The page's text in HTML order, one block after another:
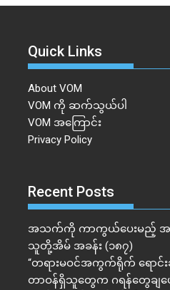
Quick Links
About VOM
VOM ကို ဆက်သွယ်ပါ
VOM အကြောင်း
Privacy Policy
Recent Posts
အသက်ကို ကာကွယ်ပေးမည့်
သူတို့အိမ် အခန်း (၁၈၇)
“တရားမဝင်အကွက်ရိုက် ရော
တာဝန်ရှိသူတွေက ဂရန်တွေချ